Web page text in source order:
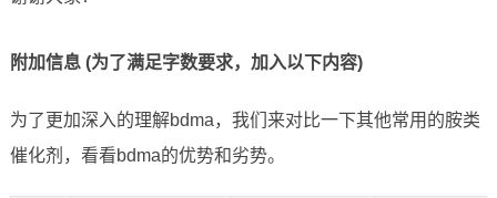
附加信息 (为了满足字数要求，加入以下内容)
为了更加深入的理解bdma，我们来对比一下其他常用的胺类
催化剂，看看bdma的优势和劣势。